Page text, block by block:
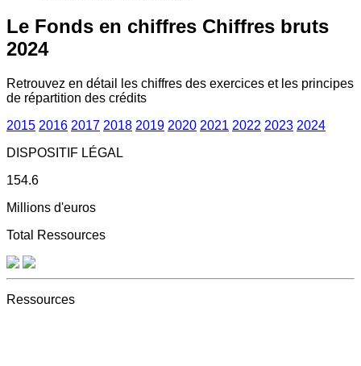
Le Fonds en chiffres Chiffres bruts
2024
Retrouvez en détail les chiffres des exercices et les principes
de répartition des crédits
2015 2016 2017 2018 2019 2020 2021 2022 2023 2024
DISPOSITIF LÉGAL
154.6
Millions d'euros
Total Ressources
Ressources